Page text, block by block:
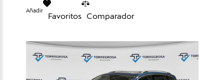
Añadir
Favoritos Comparador